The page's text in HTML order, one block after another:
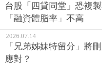
台股「四貸同堂」恐複
「融資體脂率」不高
2026.07.14
「兄弟姊妹特留分」將
應對？